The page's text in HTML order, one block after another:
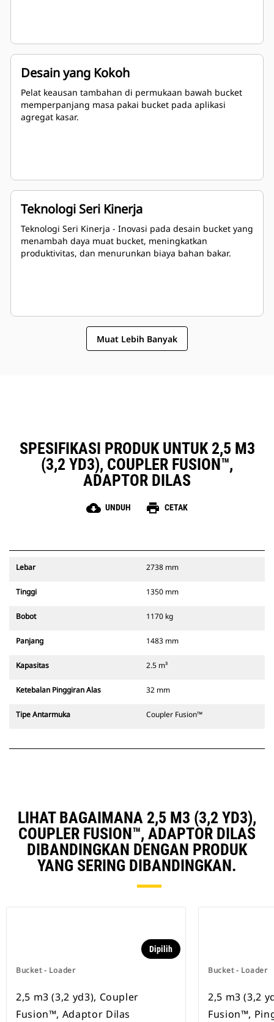
Desain yang Kokoh
Pelat keausan tambahan di permukaan bawah bucket
memperpanjang masa pakai bucket pada aplikasi
agregat kasar.
Teknologi Seri Kinerja
Teknologi Seri Kinerja - Inovasi pada desain bucket yang
menambah daya muat bucket, meningkatkan
produktivitas, dan menurunkan biaya bahan bakar.
Muat Lebih Banyak
SPESIFIKASI PRODUK UNTUK 2,5 M3
(3,2 YD3), COUPLER FUSION™,
ADAPTOR DILAS
cloud_download UNDUH print CETAK
Lebar 2738 mm
Tinggi 1350 mm
Bobot 1170 kg
Panjang 1483 mm
Kapasitas 2.5 m³
Ketebalan Pinggiran Alas 32 mm
Tipe Antarmuka Coupler Fusion™
LIHAT BAGAIMANA 2,5 M3 (3,2 YD3),
COUPLER FUSION™, ADAPTOR DILAS
DIBANDINGKAN DENGAN PRODUK
YANG SERING DIBANDINGKAN.
Bucket - Loader
Dipilih
2,5 m3 (3,2 yd3), Coupler
Fusion™, Adaptor Dilas
Bucket - Loader
2,5 m3 (3,2
Fusion™,